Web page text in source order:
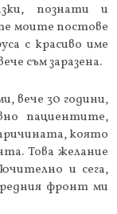
познати и
моите постове
с красиво име
съм заразена.
вече 30 години,
пациентите,
която
Това желание
и сега,
фронт ми